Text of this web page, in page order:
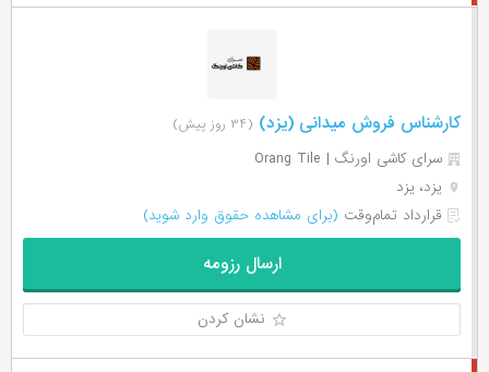
کارشناس فروش میدانی (یزد) (۳۴ روز پیش)
سرای کاشی اورنگ | Orang Tile
یزد، یزد
قرارداد تمام‌وقت (برای مشاهده حقوق وارد شوید)
ارسال رزومه
نشان کردن